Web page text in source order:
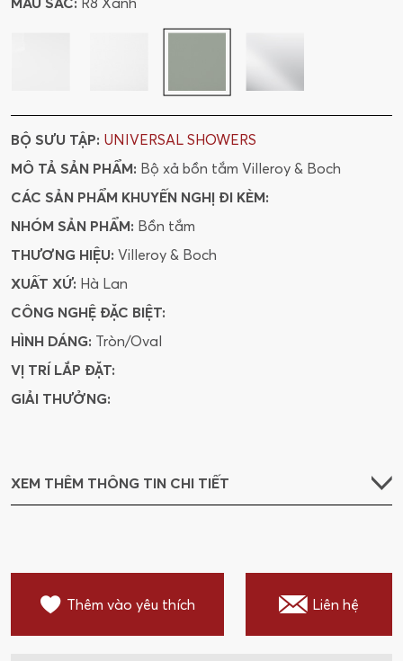
BỘ SƯU TẬP: UNIVERSAL SHOWERS
MÔ TẢ SẢN PHẨM: Bộ xả bồn tắm Villeroy & Boch
CÁC SẢN PHẨM KHUYẾN NGHỊ ĐI KÈM:
NHÓM SẢN PHẨM: Bồn tắm
THƯƠNG HIỆU: Villeroy & Boch
XUẤT XỨ: Hà Lan
CÔNG NGHỆ ĐẶC BIỆT:
HÌNH DÁNG: Tròn/Oval
VỊ TRÍ LẮP ĐẶT:
GIẢI THƯỞNG:
XEM THÊM THÔNG TIN CHI TIẾT
Thêm vào yêu thích Liên hệ